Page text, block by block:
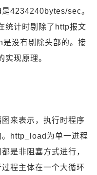
4234240bytes/sec。
统计时剔除了http报文
没有剔除头部的。接
现原理。
来表示，执行时程序
http_load为单一进程
是非阻塞方式进行，
程主体在一个大循环